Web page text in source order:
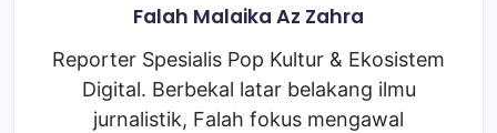
Falah Malaika Az Zahra
Reporter Spesialis Pop Kultur & Ekosistem
Digital. Berbekal latar belakang ilmu
jurnalistik, Falah fokus mengawal